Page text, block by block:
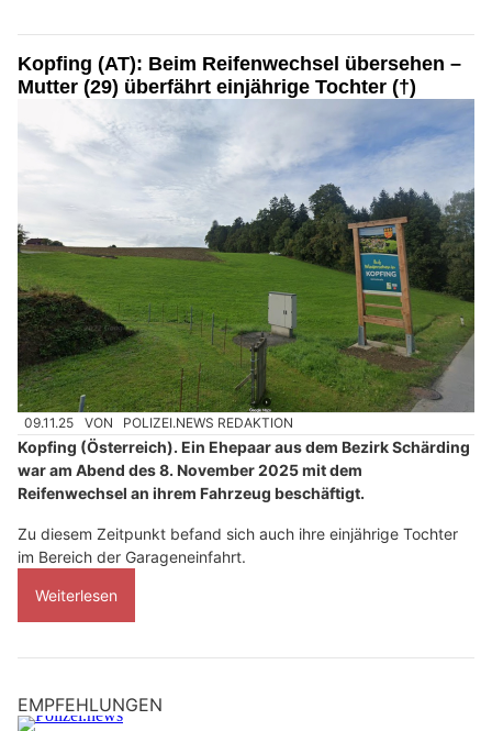
Kopfing (AT): Beim Reifenwechsel übersehen –
Mutter (29) überfährt einjährige Tochter (†)
09.11.25 VON POLIZEI.NEWS REDAKTION
Kopfing (Österreich). Ein Ehepaar aus dem Bezirk Schärding
war am Abend des 8. November 2025 mit dem
Reifenwechsel an ihrem Fahrzeug beschäftigt.
Zu diesem Zeitpunkt befand sich auch ihre einjährige Tochter
im Bereich der Garageneinfahrt.
Weiterlesen
EMPFEHLUNGEN